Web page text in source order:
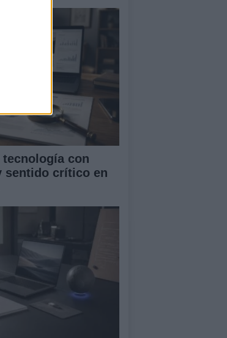
tecnología con
sentido crítico en